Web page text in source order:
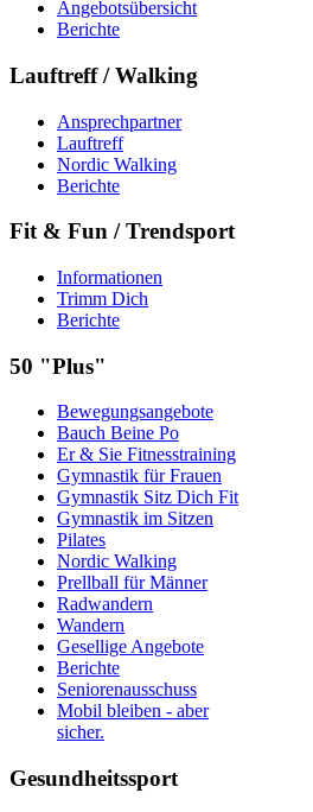
Angebotsübersicht
Berichte
Lauftreff / Walking
Ansprechpartner
Lauftreff
Nordic Walking
Berichte
Fit & Fun / Trendsport
Informationen
Trimm Dich
Berichte
50 "Plus"
Bewegungsangebote
Bauch Beine Po
Er & Sie Fitnesstraining
Gymnastik für Frauen
Gymnastik Sitz Dich Fit
Gymnastik im Sitzen
Pilates
Nordic Walking
Prellball für Männer
Radwandern
Wandern
Gesellige Angebote
Berichte
Seniorenausschuss
Mobil bleiben - aber
sicher.
Gesundheitssport